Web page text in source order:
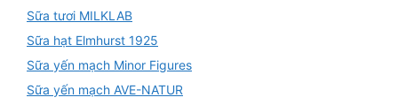
Sữa tươi MILKLAB
Sữa hạt Elmhurst 1925
Sữa yến mạch Minor Figures
Sữa yến mạch AVE-NATUR